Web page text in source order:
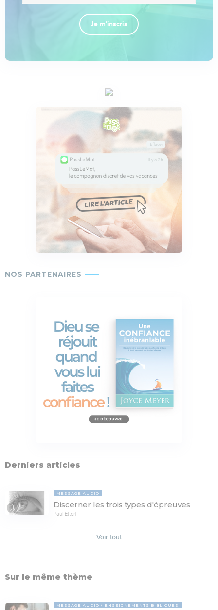
Je m'inscris
Derniers articles
MESSAGE AUDIO
Discerner les trois types d'épreuves
Paul Ettori
Voir tout
Sur le même thème
MESSAGE AUDIO ENSEIGNEMENTS BIBLIQUES